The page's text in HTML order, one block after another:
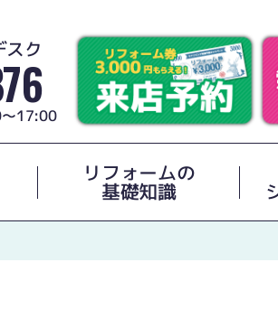
ク
17:00
リフォームの
基礎知識